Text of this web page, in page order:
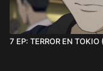
7 EP: TERROR EN